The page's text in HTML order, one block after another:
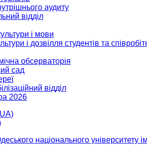
аудиту
відділ
і мови
і дозвілля студентів та
обсерваторія
сад
відділ
2026